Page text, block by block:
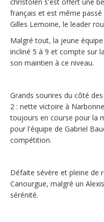
français et est même
Gilles Lemoine, le leader
Malgré tout, la jeune
incliné 5 à 9 et compte sur
son maintien à ce niveau.
Grands sourires du côté
2 : nette victoire à
toujours en course pour la
pour l'équipe de Gabriel
compétition.
Défaite sévère et pleine de
Canourgue, malgré un
sérénité.